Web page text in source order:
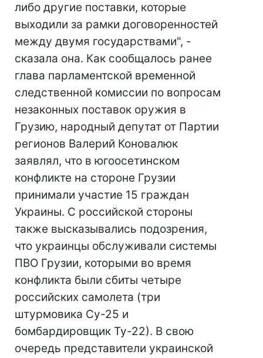
либо другие поставки, которые
выходили за рамки договоренностей
между двумя государствами", -
сказала она. Как сообщалось ранее
глава парламентской временной
следственной комиссии по вопросам
незаконных поставок оружия в
Грузию, народный депутат от Партии
регионов Валерий Коновалюк
заявлял, что в югоосетинском
конфликте на стороне Грузии
принимали участие 15 граждан
Украины. С российской стороны
также высказывались подозрения,
что украинцы обслуживали системы
ПВО Грузии, которыми во время
конфликта были сбиты четыре
российских самолета (три
штурмовика Су-25 и
бомбардировщик Ту-22). В свою
очередь представители украинской